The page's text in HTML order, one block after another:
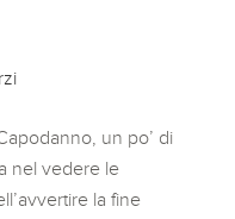
un po’ di
nel vedere le
la fine